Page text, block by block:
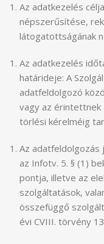
Az adatkezelés
népszerűsítése,
látogatottságának
Az adatkezelés
határideje: A
adatfeldolgozó
vagy az
törlési kérelméig
Az adatfeldolgozás
az Infotv. 5. § (1)
pontja, illetve az
szolgáltatások,
összefüggő
évi CVIII. törvény